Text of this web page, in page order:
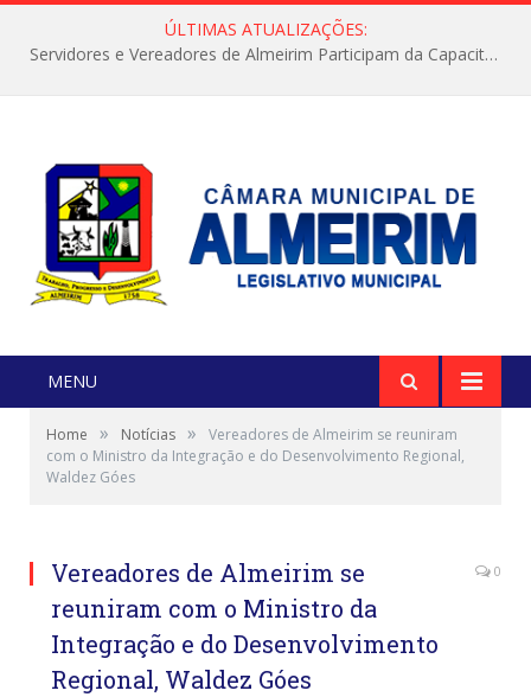
ÚLTIMAS ATUALIZAÇÕES:
Servidores e Vereadores de Almeirim Participam da Capacitação “Orientar é a Nossa Missão”
MENU
Home » Notícias »
Vereadores de Almeirim se reuniram
com o Ministro da Integração e do Desenvolvimento Regional,
Waldez Góes
Vereadores de Almeirim se
reuniram com o Ministro da
Integração e do Desenvolvimento
Regional, Waldez Góes
0